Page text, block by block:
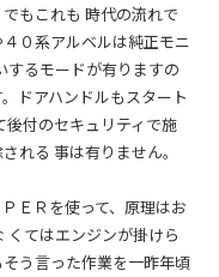
もこれも 時代の流れで
０系アルベルは純正モニ
するモードが有りますの
ドアハンドルもスタート
付のセキュリティで施
れる 事は有りません。
ＥＲを使って、原理はお
てはエンジンが掛けら
う言った作業を一昨年頃